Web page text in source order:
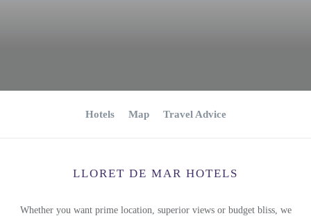
Hotels Map Travel Advice
LLORET DE MAR HOTELS
Whether you want prime location, superior views or budget bliss, we